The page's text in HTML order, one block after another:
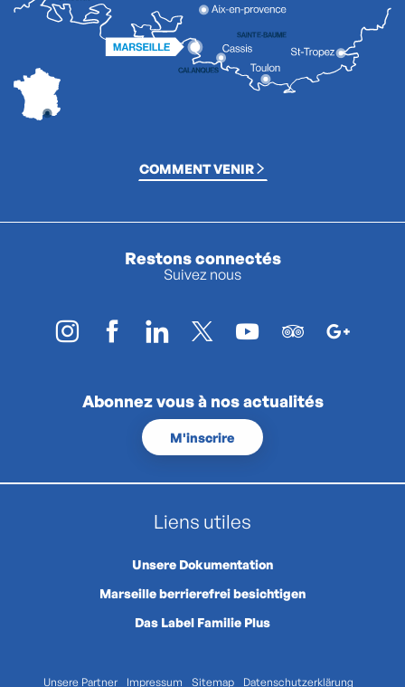
COMMENT VENIR
Restons connectés
Suivez nous
Abonnez vous à nos actualités
M'inscrire
Liens utiles
Unsere Dokumentation
Marseille berrierefrei besichtigen
Das Label Familie Plus
Unsere Partner Impressum Sitemap Datenschutzerklärung